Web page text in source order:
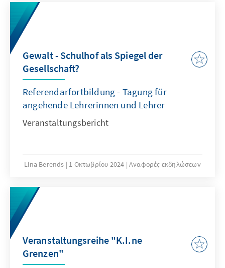
Gewalt - Schulhof als Spiegel der
Gesellschaft?
Referendarfortbildung - Tagung für
angehende Lehrerinnen und Lehrer
Veranstaltungsbericht
Lina Berends 1 Οκτωβρίου 2024 Αναφορές εκδηλώσεων
Veranstaltungsreihe "K.I.ne
Grenzen"